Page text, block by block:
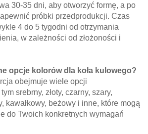
30-35 dni, aby otworzyć formę, a po
próbki przedprodukcji. Czas
4 do 5 tygodni od otrzymania
w zależności od złożoności i
opcje kolorów dla koła kulowego?
obejmuje wiele opcji
srebrny, złoty, czarny, szary,
kawałkowy, beżowy i inne, które mogą
do Twoich konkretnych wymagań